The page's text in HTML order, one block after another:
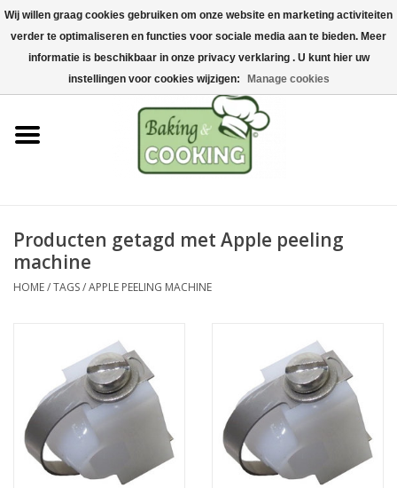
Home
Bak-& kookgerei
Machines & onderdelen
Chocolade & ijsbereiding
Hygiëne & opslag
Producten getagd met Apple peeling
machine
HOME/TAGS/APPLE PEELING MACHINE
Wij willen graag cookies gebruiken om onze website en marketing activiteiten
verder te optimaliseren en functies voor sociale media aan te bieden. Meer
informatie is beschikbaar in onze privacy verklaring . U kunt hier uw
instellingen voor cookies wijzigen:
Manage cookies